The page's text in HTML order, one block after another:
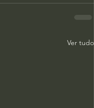
Ver tudo